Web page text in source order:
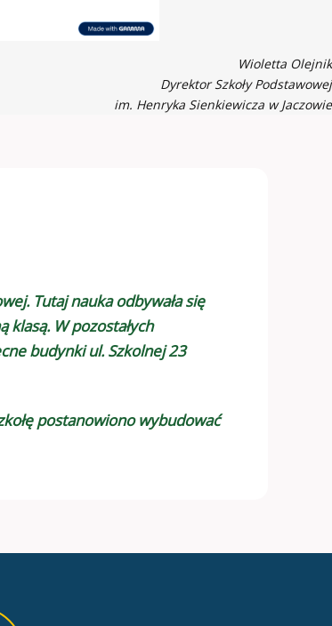
Wioletta Olejnik
Dyrektor Szkoły Podstawowej
im. Henryka Sienkiewicza w Jaczowie
Tutaj nauka odbywała się
W pozostałych
budynki ul. Szkolnej 23
postanowiono wybudować